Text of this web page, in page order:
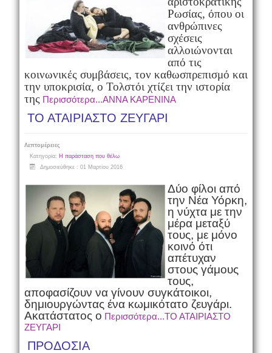
Ρωσίας, όπου οι
ανθρώπινες
σχέσεις
αλλοιώνονται
από τις
κοινωνικές συμβάσεις, τον καθωσπρεπισμό και
την υποκρισία, ο Τολστόι χτίζει την ιστορία
της Περισσότερα...ΑΝΝΑ ΚΑΡΕΝΙΝΑ
ΤΟ ΑΤΑΙΡΙΑΣΤΟ ΖΕΥΓΑΡΙ
Λεπτομέρειες
Κατηγορία: Η παράσταση που θέλω
Δημοσιεύθηκε : 01 Μαρτίου 2016
Δύο φίλοι από
την Νέα Υόρκη,
η νύχτα με την
μέρα μεταξύ
τους, με μόνο
κοινό ότι
απέτυχαν
στους γάμους
τους,
αποφασίζουν να γίνουν συγκάτοικοι,
δημιουργώντας ένα κωμικότατο ζευγάρι.
Ακατάστατος ο Περισσότερα...ΤΟ ΑΤΑΙΡΙΑΣΤΟ
ΖΕΥΓΑΡΙ
ΠΡΟΔΟΣΙΑ